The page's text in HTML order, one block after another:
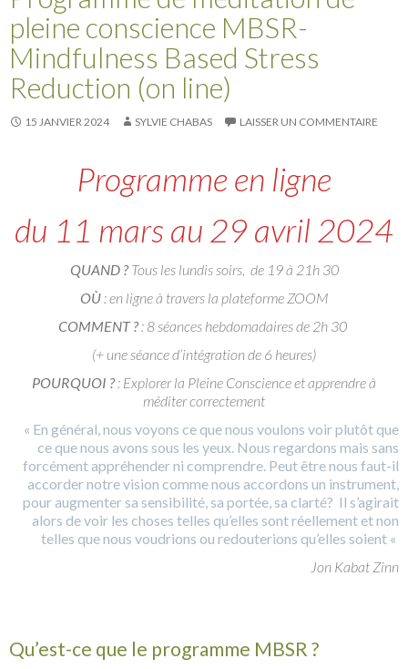
pleine conscience MBSR-
Mindfulness Based Stress
Reduction (on line)
15 JANVIER 2024 SYLVIE CHABAS LAISSER UN COMMENTAIRE
Programme en ligne
du 11 mars au 29 avril 2024
QUAND ?Tous les lundis soirs, de 19 à 21h 30
OÙ : en ligne à travers la plateforme ZOOM
COMMENT ?: 8 séances hebdomadaires de 2h 30
(+ une séance d’intégration de 6 heures)
POURQUOI ?: Explorer la Pleine Conscience et apprendre à
méditer correctement
« En général, nous voyons ce que nous voulons voir plutôt que
ce que nous avons sous les yeux. Nous regardons mais sans
forcément appréhender ni comprendre. Peut être nous faut-il
accorder notre vision comme nous accordons un instrument,
pour augmenter sa sensibilité, sa portée, sa clarté? Il s’agirait
alors de voir les choses telles qu’elles sont réellement et non
telles que nous voudrions ou redouterions qu’elles soient «
Jon Kabat Zinn
Qu’est-ce que le programme MBSR ?